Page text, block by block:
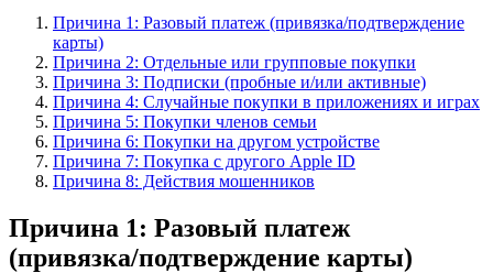
Причина 1: Разовый платеж (привязка/подтверждение
карты)
Причина 2: Отдельные или групповые покупки
Причина 3: Подписки (пробные и/или активные)
Причина 4: Случайные покупки в приложениях и играх
Причина 5: Покупки членов семьи
Причина 6: Покупки на другом устройстве
Причина 7: Покупка с другого Apple ID
Причина 8: Действия мошенников
Причина 1: Разовый платеж
(привязка/подтверждение карты)